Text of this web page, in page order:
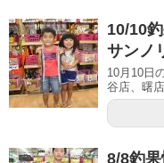
10/10
サンノ
10月10日
谷店、曙
8/8釣果